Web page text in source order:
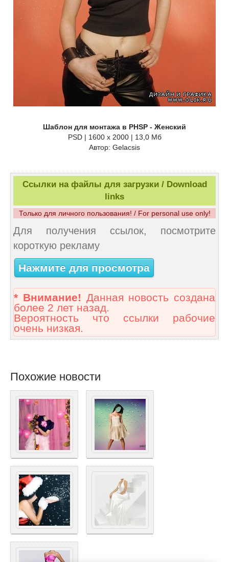
Шаблон для монтажа в PHSP - Женский
PSD | 1600 x 2000 | 13,0 Мб
Автор: Gelacsis
Ссылки на файлы для загрузки / Download
links
Только для личного пользования! / For personal use only!
Для получения ссылок, посмотрите
короткую рекламу
Нажмите для просмотра
* Внимание! Данная новость создана
более 2 лет назад.
Вероятность что ссылки рабочие
очень низкая.
Похожие новости